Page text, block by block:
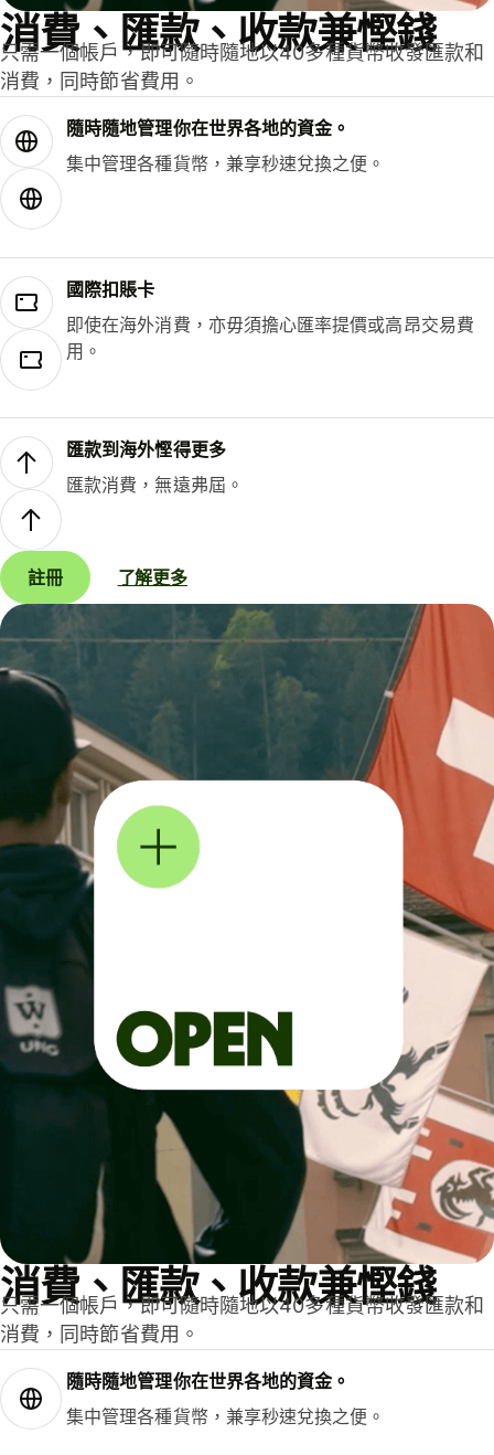
消費、匯款、收款兼慳錢
只需一個帳戶，即可隨時隨地以40多種貨幣收發匯款和
消費，同時節省費用。
隨時隨地管理你在世界各地的資金。
集中管理各種貨幣，兼享秒速兌換之便。
國際扣賬卡
即使在海外消費，亦毋須擔心匯率提價或高昂交易費
用。
匯款到海外慳得更多
匯款消費，無遠弗屆。
註冊 了解更多
消費、匯款、收款兼慳錢
只需一個帳戶，即可隨時隨地以40多種貨幣收發匯款和
消費，同時節省費用。
隨時隨地管理你在世界各地的資金。
集中管理各種貨幣，兼享秒速兌換之便。